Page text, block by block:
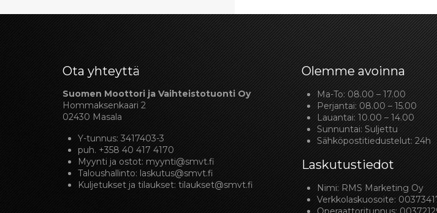
Ota yhteyttä
Suomen Moottori ja Vaihteistotuonti Oy
Hommaksenkaari 2
02430 Masala
Y-tunnus: 3417403-3
puh. +358 40 417 4170
Myynti ja ostot: myynti@smvt.fi
Taloushallinto: laskutus@smvt.fi
Kuljetukset ja tilaukset: tilaukset@smvt.fi
Olemme avoinna
Ma-To: 08.00 – 17.00
Perjantai: 08.00 – 15.00
Lauantai: 10.00 – 14.00
Sunnuntai: Suljettu
Sähköpostitiedustelut: 24h
Laskutustiedot
Nimi: RMS Marketing Oy
Verkkolaskuosoite: